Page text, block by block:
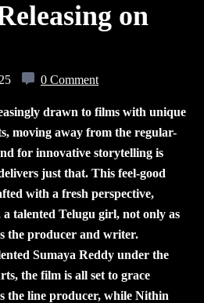
on
0 Comment
drawn to films with unique
moving away from the regular-
for innovative storytelling is
just that. This feel-good
with a fresh perspective,
talented Telugu girl, not only as
the producer and writer.
Sumaya Reddy under the
the film is all set to grace
the line producer, while Nithin